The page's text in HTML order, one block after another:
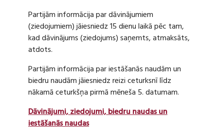
Partijām informācija par dāvinājumiem
(ziedojumiem) jāiesniedz 15 dienu laikā pēc tam,
kad dāvinājums (ziedojums) saņemts, atmaksāts,
atdots.
Partijām informācija par iestāšanās naudām un
biedru naudām jāiesniedz reizi ceturksnī līdz
nākamā ceturkšņa pirmā mēneša 5. datumam.
Dāvinājumi, ziedojumi, biedru naudas un
iestāšanās naudas